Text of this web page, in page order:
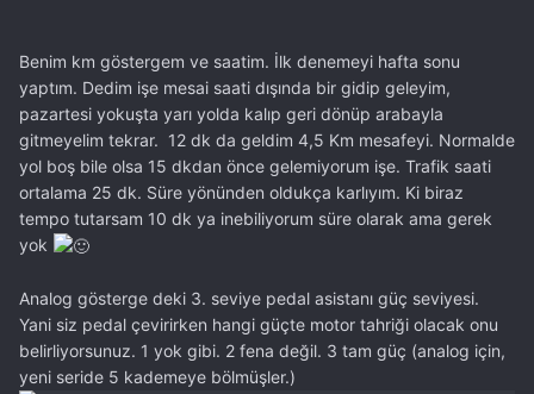
Benim km göstergem ve saatim. İlk denemeyi hafta sonu
yaptım. Dedim işe mesai saati dışında bir gidip geleyim,
pazartesi yokuşta yarı yolda kalıp geri dönüp arabayla
gitmeyelim tekrar. 12 dk da geldim 4,5 Km mesafeyi. Normalde
yol boş bile olsa 15 dkdan önce gelemiyorum işe. Trafik saati
ortalama 25 dk. Süre yönünden oldukça karlıyım. Ki biraz
tempo tutarsam 10 dk ya inebiliyorum süre olarak ama gerek
yok
Analog gösterge deki 3. seviye pedal asistanı güç seviyesi.
Yani siz pedal çevirirken hangi güçte motor tahriği olacak onu
belirliyorsunuz. 1 yok gibi. 2 fena değil. 3 tam güç (analog için,
yeni seride 5 kademeye bölmüşler.)